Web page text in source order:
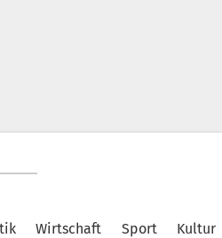
Wirtschaft Sport Kultur